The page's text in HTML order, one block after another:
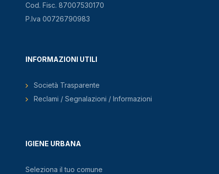
Cod. Fisc. 87007530170
P.Iva 00726790983
IGIENE URBANA
Seleziona il tuo comune
INFORMAZIONI UTILI
Società Trasparente
Reclami / Segnalazioni / Informazioni